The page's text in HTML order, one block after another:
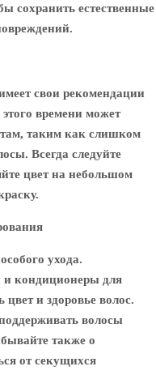
сохранить естественные
свои рекомендации
времени может
таким как слишком
Всегда следуйте
цвет на небольшом
ухода.
кондиционеры для
и здоровье волос.
волосы
также о
от секущихся